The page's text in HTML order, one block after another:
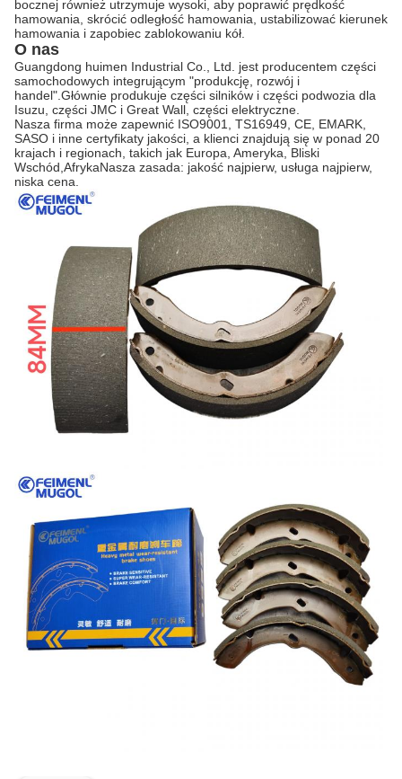
bocznej również utrzymuje wysoki, aby poprawić prędkość
hamowania, skrócić odległość hamowania, ustabilizować kierunek
hamowania i zapobiec zablokowaniu kół.
O nas
Guangdong huimen Industrial Co., Ltd. jest producentem części
samochodowych integrującym "produkcję, rozwój i
handel".Głównie produkuje części silników i części podwozia dla
Isuzu, części JMC i Great Wall, części elektryczne.
Nasza firma może zapewnić ISO9001, TS16949, CE, EMARK,
SASO i inne certyfikaty jakości, a klienci znajdują się w ponad 20
krajach i regionach, takich jak Europa, Ameryka, Bliski
Wschód,AfrykaNasza zasada: jakość najpierw, usługa najpierw,
niska cena.